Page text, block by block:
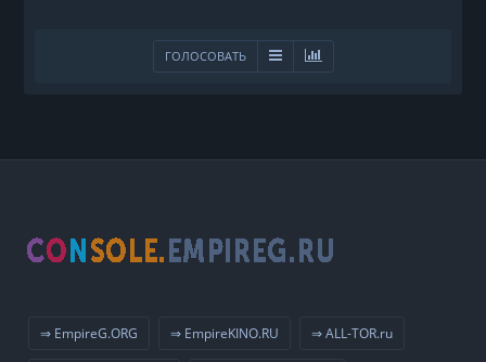
ГОЛОСОВАТЬ
⇒ EmpireG.ORG ⇒ EmpireKINO.RU ⇒ ALL-TOR.ru